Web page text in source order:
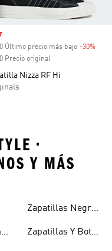
de venta
Último precio más bajo -30%
Precio original
Nizza RF Hi
•
Y MÁS
Zapatillas Negras
Zapatillas Y Botas